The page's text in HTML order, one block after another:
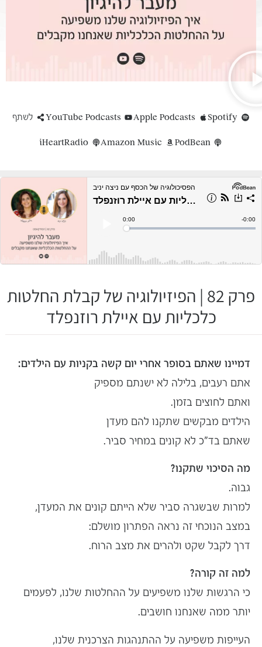
Spotify
Apple Podcasts
YouTube Podcasts לשתף
PodBean
Amazon Music
iHeartRadio
פרק 82 | הפיזיולוגיה של קבלת החלטות
כלכליות עם איילת רוזנפלד
דמיינו שאתם בסופר אחרי יום קשה בקניות עם הילדים:
אתם רעבים, בלילה לא ישנתם מספיק
ואתם לחוצים בזמן.
הילדים מבקשים שתקנו להם מעדן
שאתם בד"כ לא קונים במחיר סביר.
מה הסיכוי שתקנו?
גבוה.
למרות שבשגרה סביר שלא הייתם קונים את המעדן,
במצב הנוכחי זה נראה הפתרון מושלם:
דרך לקבל שקט ולהרים את מצב הרוח.
למה זה קורה?
כי הרגשות שלנו משפיעים על ההחלטות שלנו, לפעמים
יותר ממה שאנחנו חושבים.
העייפות משפיעה על ההתנהגות הצרכנית שלנו,